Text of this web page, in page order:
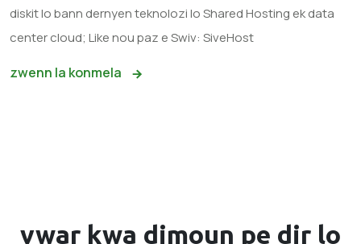
diskit lo bann dernyen teknolozi lo Shared Hosting ek data
center cloud; Like nou paz e Swiv: SiveHost
zwenn la konmela
vwar kwa dimoun pe dir lo